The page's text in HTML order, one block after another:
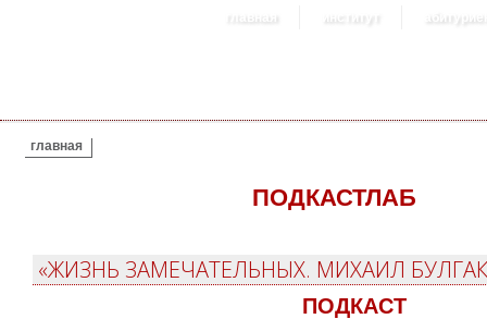
главная институт
ВЫ ЗДЕСЬ
главная
ПОДКАСТЛАБ
«ЖИЗНЬ ЗАМЕЧАТЕЛЬНЫХ. МИХАИЛ
ПОДКАСТ